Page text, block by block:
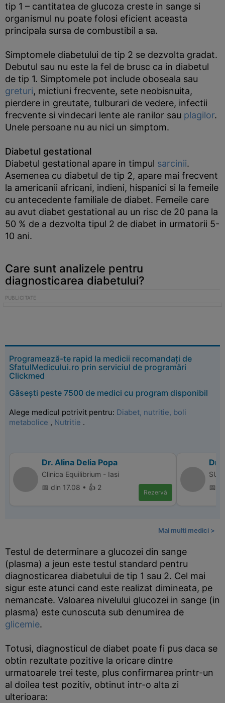
tip 1 – cantitatea de glucoza creste in sange si
organismul nu poate folosi eficient aceasta
principala sursa de combustibil a sa.
Simptomele diabetului de tip 2 se dezvolta gradat.
Debutul sau nu este la fel de brusc ca in diabetul
de tip 1. Simptomele pot include oboseala sau
greturi, mictiuni frecvente, sete neobisnuita,
pierdere in greutate, tulburari de vedere, infectii
frecvente si vindecari lente ale ranilor sau plagilor.
Unele persoane nu au nici un simptom.
Diabetul gestational
Diabetul gestational apare in timpul sarcinii.
Asemenea cu diabetul de tip 2, apare mai frecvent
la americanii africani, indieni, hispanici si la femeile
cu antecedente familiale de diabet. Femeile care
au avut diabet gestational au un risc de 20 pana la
50 % de a dezvolta tipul 2 de diabet in urmatorii 5-
10 ani.
Care sunt analizele pentru
diagnosticarea diabetului?
Programează-te rapid la medicii recomandați de
SfatulMedicului.ro prin serviciul de programări
Clickmed
Găsești peste 7500 de medici cu program disponibil
Alege medicul potrivit pentru: Diabet, nutritie, boli
metabolice , Nutritie .
Dr. Alina Delia Popa
Clinica Equilibrium - Iasi
📅 din 17.08 • 👍 2
Rezervă
Dr.
📅
Mai multi medici >
Testul de determinare a glucozei din sange
(plasma) a jeun este testul standard pentru
diagnosticarea diabetului de tip 1 sau 2. Cel mai
sigur este atunci cand este realizat dimineata, pe
nemancate. Valoarea nivelului glucozei in sange (in
plasma) este cunoscuta sub denumirea de
glicemie.
Totusi, diagnosticul de diabet poate fi pus daca se
obtin rezultate pozitive la oricare dintre
urmatoarele trei teste, plus confirmarea printr-un
al doilea test pozitiv, obtinut intr-o alta zi
ulterioara: